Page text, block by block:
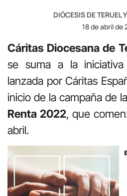
DIÓCESIS DE TERUEL
18 de abril de
Cáritas Diocesana de
se suma a la iniciativa
lanzada por Cáritas
inicio de la campaña de la
Renta 2022, que
abril.